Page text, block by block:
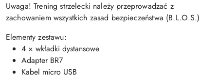
Uwaga! Trening strzelecki należy przeprowadzać z
zachowaniem wszystkich zasad bezpieczeństwa (B.L.O.S.)
Elementy zestawu:
4 × wkładki dystansowe
Adapter BR7
Kabel micro USB